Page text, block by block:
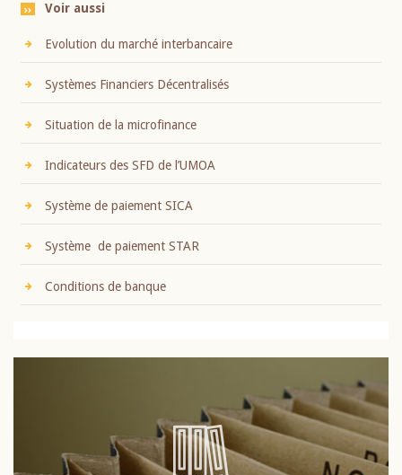
Voir aussi
Evolution du marché interbancaire
Systèmes Financiers Décentralisés
Situation de la microfinance
Indicateurs des SFD de l’UMOA
Système de paiement SICA
Système de paiement STAR
Conditions de banque